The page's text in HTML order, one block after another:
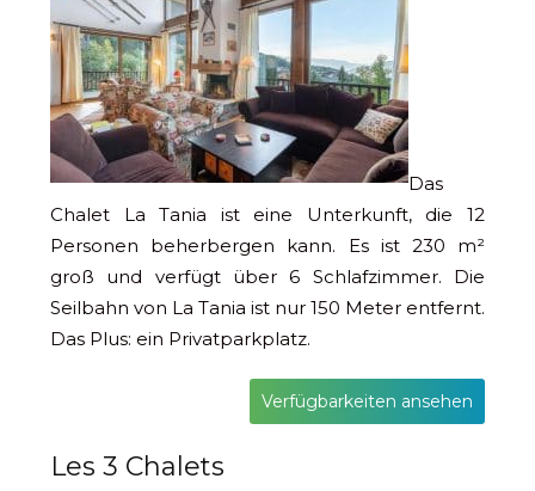
Das
Chalet La Tania ist eine Unterkunft, die 12
Personen beherbergen kann. Es ist 230 m²
groß und verfügt über 6 Schlafzimmer. Die
Seilbahn von La Tania ist nur 150 Meter entfernt.
Das Plus: ein Privatparkplatz.
Verfügbarkeiten ansehen
Les 3 Chalets